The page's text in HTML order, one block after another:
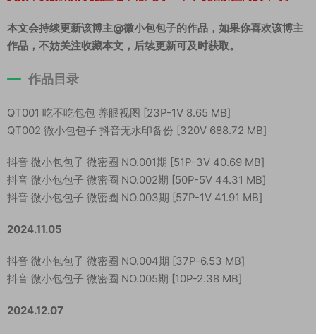
本文会持续更新该博主@微小包包子的作品，如果你喜欢该博主
作品，不妨关注收藏本文，后续更新可及时获取。
作品目录
QT001 吃不吃包包 养眼视图 [23P-1V 8.65 MB]
QT002 微小包包子 抖音无水印备份 [320V 688.72 MB]
抖音 微小包包子 微密圈 NO.001期 [51P-3V 40.69 MB]
抖音 微小包包子 微密圈 NO.002期 [50P-5V 44.31 MB]
抖音 微小包包子 微密圈 NO.003期 [57P-1V 41.91 MB]
2024.11.05
抖音 微小包包子 微密圈 NO.004期 [37P-6.53 MB]
抖音 微小包包子 微密圈 NO.005期 [10P-2.38 MB]
2024.12.07